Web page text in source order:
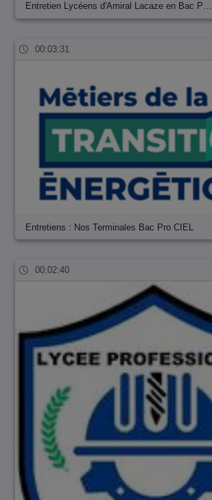
Entretien Lycéens d'Amiral Lacaze en Bac P…
00:03:31
Entretiens : Nos Terminales Bac Pro CIEL
00:02:40